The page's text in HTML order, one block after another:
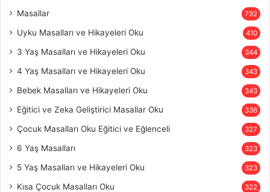
Masallar 792
Uyku Masalları ve Hikayeleri Oku 410
3 Yaş Masalları ve Hikayeleri Oku 344
4 Yaş Masalları ve Hikayeleri Oku 343
Bebek Masalları ve Hikayeleri Oku 343
Eğitici ve Zeka Geliştirici Masallar Oku 336
Çocuk Masalları Oku Eğitici ve Eğlenceli 327
6 Yaş Masalları 323
5 Yaş Masalları ve Hikayeleri Oku 323
Kısa Çocuk Masalları Oku 322